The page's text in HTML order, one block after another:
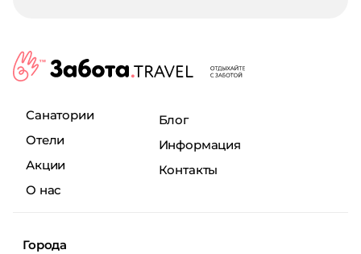
Санатории
Отели
Акции
О нас
Блог
Информация
Контакты
Города